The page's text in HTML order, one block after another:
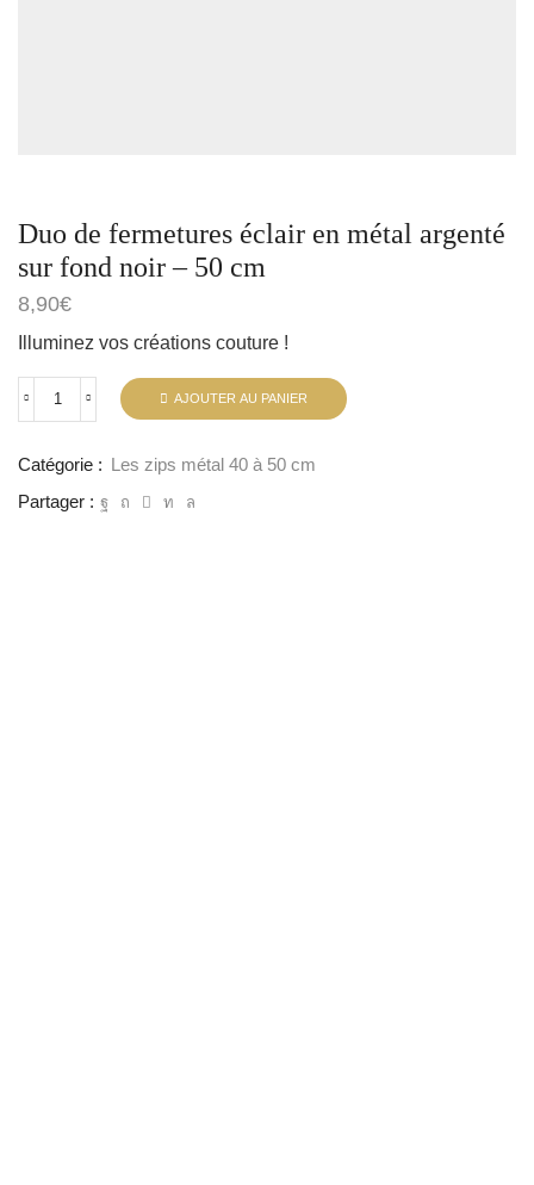
Duo de fermetures éclair en métal argenté
sur fond noir – 50 cm
8,90€
Illuminez vos créations couture !
AJOUTER AU PANIER
Catégorie :
Les zips métal 40 à 50 cm
Partager :